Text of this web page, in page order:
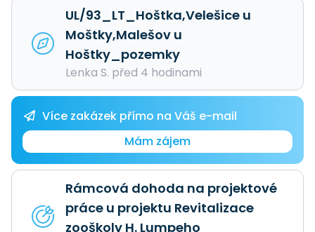
UL/93_LT_Hoštka,Velešice u
Moštky,Malešov u
Hoštky_pozemky
Lenka S. před 4 hodinami
Více zakázek přímo na Váš e-mail
Mám zájem
Rámcová dohoda na projektové
práce u projektu Revitalizace
zooškoly H. Lumpeho